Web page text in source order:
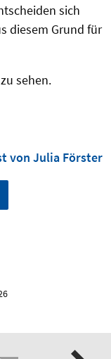
sich
diesem Grund für
zu sehen.
von Julia Förster